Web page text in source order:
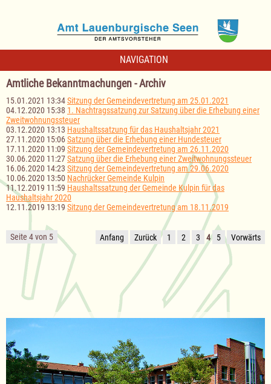
NAVIGATION
Amtliche Bekanntmachungen - Archiv
15.01.2021 13:34Sitzung der Gemeindevertretung am 25.01.2021
04.12.2020 15:38 1. Nachtragssatzung zur Satzung über die Erhebung einer
Zweitwohnungssteuer
03.12.2020 13:13 Haushaltssatzung für das Haushaltsjahr 2021
27.11.2020 15:06Satzung über die Erhebung einer Hundesteuer
17.11.2020 11:09 Sitzung der Gemeindevertretung am 26.11.2020
30.06.2020 11:27Satzung über die Erhebung einer Zweitwohnungssteuer
16.06.2020 14:23 Sitzung der Gemeindevertretung am 29.06.2020
10.06.2020 13:50 Nachrücker Gemeinde Kulpin
11.12.2019 11:59 Haushaltssatzung der Gemeinde Kulpin für das
Haushaltsjahr 2020
12.11.2019 13:19 Sitzung der Gemeindevertretung am 18.11.2019
Seite 4 von 5 Anfang Zurück 1 2 3 4 5 Vorwärts